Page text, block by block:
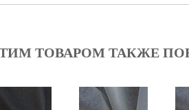
ТОВАРОМ ТАКЖЕ